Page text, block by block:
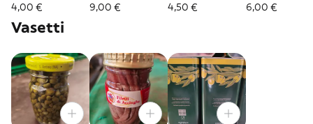
4,00 €
9,00 €
4,50 €
6,00 €
Vasetti